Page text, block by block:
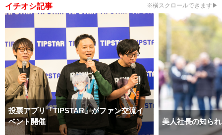
イチオシ記事 ※横スクロールできます▶
投票アプリ「TIPSTAR」がファン交流イ
ベント開催
美人社長の知ら